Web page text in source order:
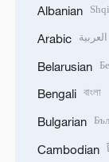
Albanian
Arabic العربية
Belarusian
Bengali বাংলা
Bulgarian
Cambodian